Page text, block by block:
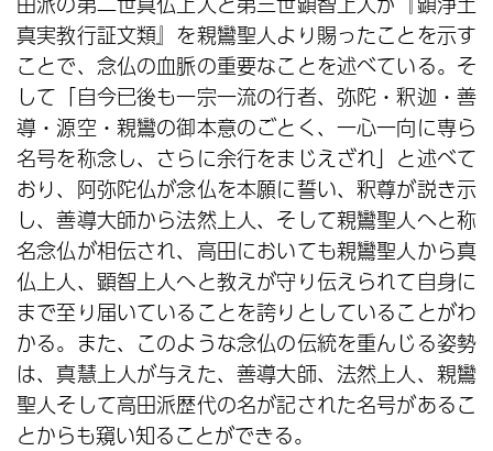
真実教行証文類』を親鸞聖人より賜ったことを示す
ことで、念仏の血脈の重要なことを述べている。そ
して「自今已後も一宗一流の行者、弥陀・釈迦・善
導・源空・親鸞の御本意のごとく、一心一向に専ら
名号を称念し、さらに余行をまじえざれ」と述べて
おり、阿弥陀仏が念仏を本願に誓い、釈尊が説き示
し、善導大師から法然上人、そして親鸞聖人へと称
名念仏が相伝され、高田においても親鸞聖人から真
仏上人、顕智上人へと教えが守り伝えられて自身に
まで至り届いていることを誇りとしていることがわ
かる。また、このような念仏の伝統を重んじる姿勢
は、真慧上人が与えた、善導大師、法然上人、親鸞
聖人そして高田派歴代の名が記された名号があるこ
とからも窺い知ることができる。